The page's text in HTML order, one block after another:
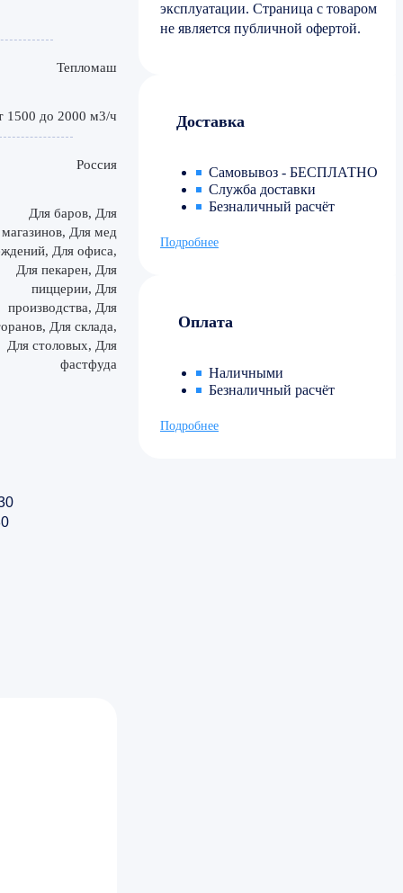
Тепломаш
1500 до 2000 м3/ч
Россия
Для баров, Для
магазинов, Для мед
Для офиса,
Для пекарен, Для
пиццерии, Для
производства, Для
Для склада,
Для столовых, Для
фастфуда
эксплуатации. Страница с товаром
не является публичной офертой.
Доставка
Самовывоз - БЕСПЛАТНО
Служба доставки
Безналичный расчёт
Подробнее
Оплата
Наличными
Безналичный расчёт
Подробнее